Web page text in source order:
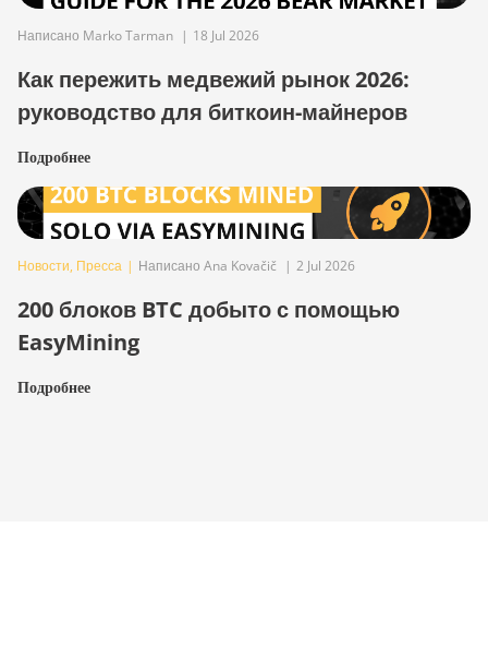
Написано Marko Tarman | 18 Jul 2026
Как пережить медвежий рынок 2026:
руководство для биткоин-майнеров
Подробнее
Новости, Пресса | Написано Ana Kovačič | 2 Jul 2026
200 блоков BTC добыто с помощью
EasyMining
Подробнее